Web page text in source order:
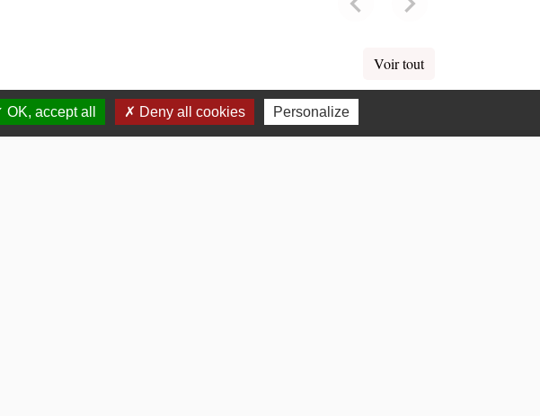
Previous Next
Voir tout
OK, accept all Deny all cookies Personalize